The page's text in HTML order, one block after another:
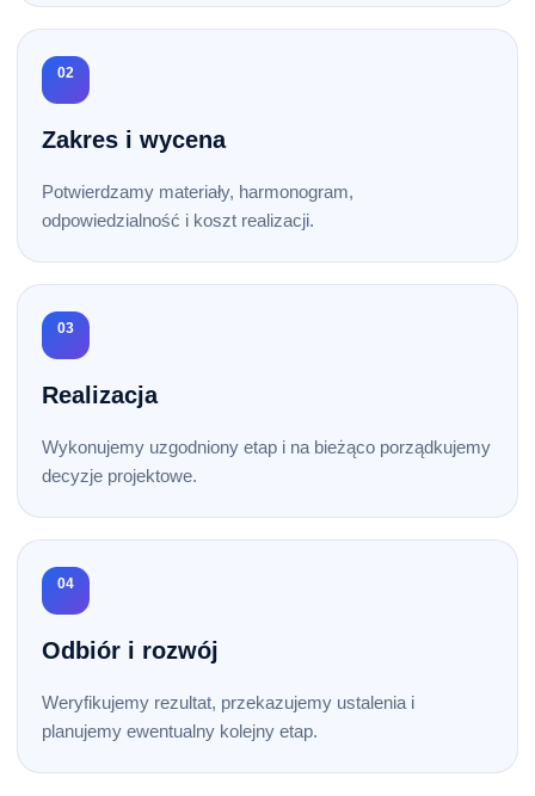
02
Zakres i wycena
Potwierdzamy materiały, harmonogram,
odpowiedzialność i koszt realizacji.
03
Realizacja
Wykonujemy uzgodniony etap i na bieżąco porządkujemy
decyzje projektowe.
04
Odbiór i rozwój
Weryfikujemy rezultat, przekazujemy ustalenia i
planujemy ewentualny kolejny etap.